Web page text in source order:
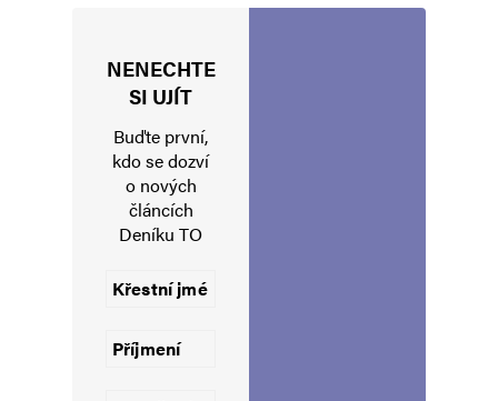
Uložit do prohlížeče jméno, e-mail a webovou stránku pro budoucí
Informujte mě o nových komentářích e-mailem.
NENECHTE
SI UJÍT
Buďte první,
kdo se dozví
o nových
článcích
Deníku TO